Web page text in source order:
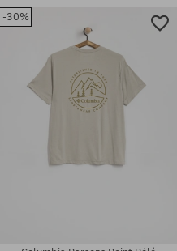
Elérhető méretek:
-30%